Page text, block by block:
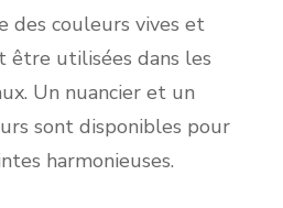
des couleurs vives et
être utilisées dans les
Un nuancier et un
sont disponibles pour
harmonieuses.